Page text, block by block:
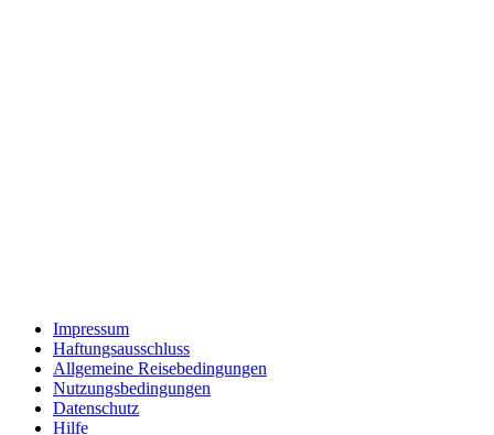
Impressum
Haftungsausschluss
Allgemeine Reisebedingungen
Nutzungsbedingungen
Datenschutz
Hilfe